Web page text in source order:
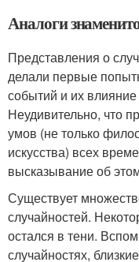
Аналоги
Представления о
делали первые
событий и их влияние
Неудивительно, что
умов (не только
искусства) всех
высказывание об
Существует
случайностей.
остался в тени.
случайностях,